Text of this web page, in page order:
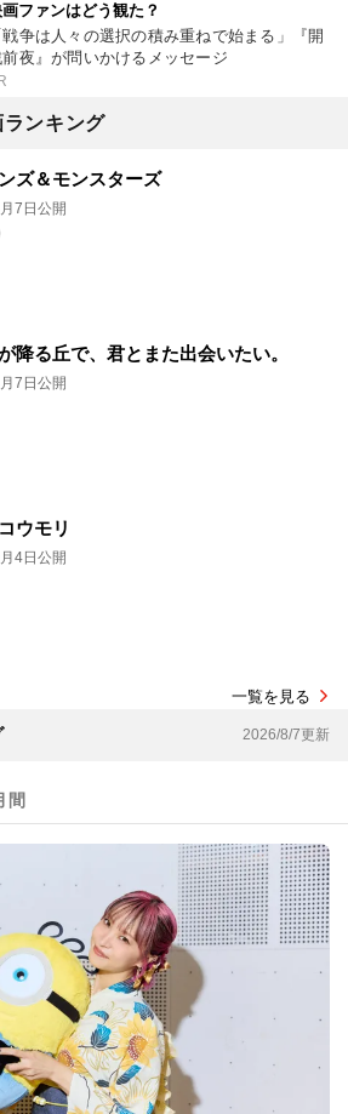
ファンはどう観た？
戦争は人々の選択の積み重ねで始まる」『開
夜』が問いかけるメッセージ
ンキング
ズ＆モンスターズ
7日公開
降る丘で、君とまた出会いたい。
7日公開
ウモリ
4日公開
一覧を見る
2026/8/7更新
間